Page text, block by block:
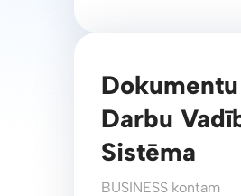
Darbu
Sistēma
BUSINESS kontam